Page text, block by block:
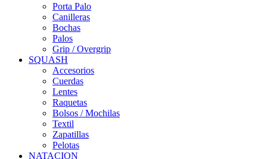
Porta Palo
Canilleras
Bochas
Palos
Grip / Overgrip
SQUASH
Accesorios
Cuerdas
Lentes
Raquetas
Bolsos / Mochilas
Textil
Zapatillas
Pelotas
NATACION